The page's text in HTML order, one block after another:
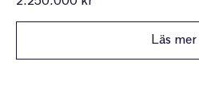
Läs mer